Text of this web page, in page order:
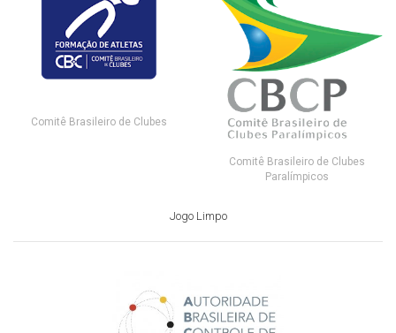
Comitê Brasileiro de Clubes
Comitê Brasileiro de Clubes
Paralímpicos
Jogo Limpo